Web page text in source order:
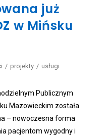
już
w Mińsku
/ projekty / usługi
Publicznym
Mazowieckim została
– nowoczesna forma
pacjentom wygodny i